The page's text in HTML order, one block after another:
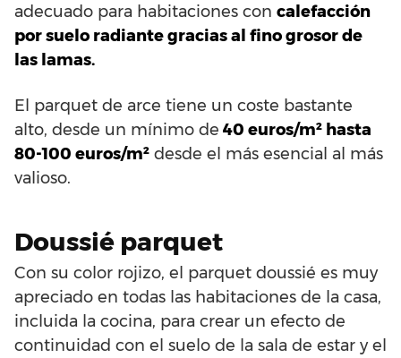
adecuado para habitaciones con calefacción
por suelo radiante gracias al fino grosor de
las lamas.
El parquet de arce tiene un coste bastante
alto, desde un mínimo de 40 euros/m² hasta
80-100 euros/m² desde el más esencial al más
valioso.
Doussié parquet
Con su color rojizo, el parquet doussié es muy
apreciado en todas las habitaciones de la casa,
incluida la cocina, para crear un efecto de
continuidad con el suelo de la sala de estar y el